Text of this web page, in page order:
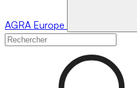
AGRA Europe